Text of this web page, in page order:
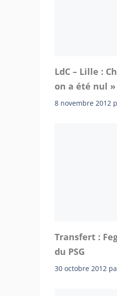
LdC – Lille :
on a été nul »
8 novembre 2012
Transfert :
du PSG
30 octobre 2012